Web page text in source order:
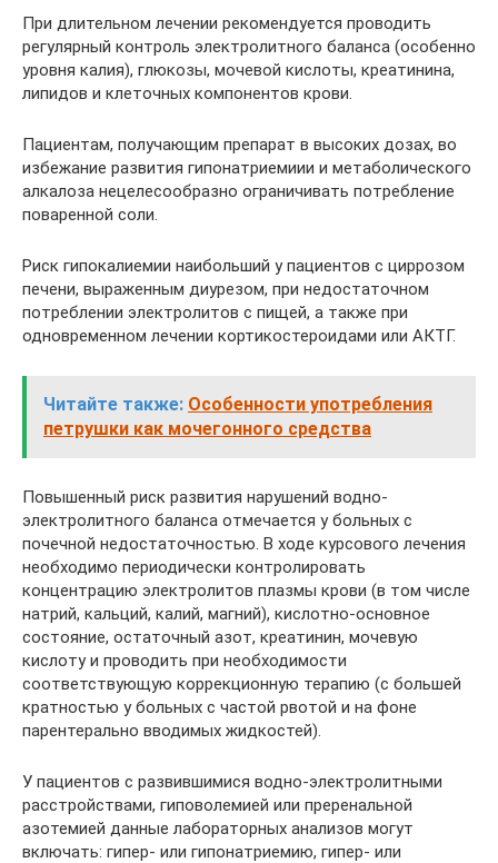
При длительном лечении рекомендуется проводить
регулярный контроль электролитного баланса (особенно
уровня калия), глюкозы, мочевой кислоты, креатинина,
липидов и клеточных компонентов крови.
Пациентам, получающим препарат в высоких дозах, во
избежание развития гипонатриемиии и метаболического
алкалоза нецелесообразно ограничивать потребление
поваренной соли.
Риск гипокалиемии наибольший у пациентов с циррозом
печени, выраженным диурезом, при недостаточном
потреблении электролитов с пищей, а также при
одновременном лечении кортикостероидами или АКТГ.
Читайте также: Особенности употребления
петрушки как мочегонного средства
Повышенный риск развития нарушений водно-
электролитного баланса отмечается у больных с
почечной недостаточностью. В ходе курсового лечения
необходимо периодически контролировать
концентрацию электролитов плазмы крови (в том числе
натрий, кальций, калий, магний), кислотно-основное
состояние, остаточный азот, креатинин, мочевую
кислоту и проводить при необходимости
соответствующую коррекционную терапию (с большей
кратностью у больных с частой рвотой и на фоне
парентерально вводимых жидкостей).
У пациентов с развившимися водно-электролитными
расстройствами, гиповолемией или преренальной
азотемией данные лабораторных анализов могут
включать: гипер- или гипонатриемию, гипер- или